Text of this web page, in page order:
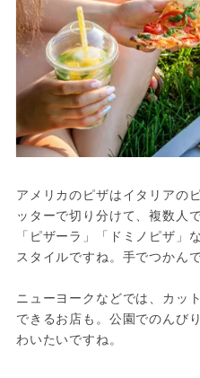
アメリカのピザはイタリアの
ッターで切り分けて、複数人
「ピザーラ」「ドミノピザ」
スタイルですね。手でつかん
ニューヨークなどでは、カッ
できるお店も。公園でのんび
わいたいですね。